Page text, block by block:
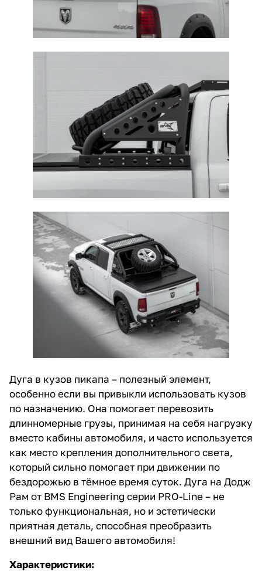
Дуга в кузов пикапа – полезный элемент,
особенно если вы привыкли использовать кузов
по назначению. Она помогает перевозить
длинномерные грузы, принимая на себя нагрузку
вместо кабины автомобиля, и часто используется
как место крепления дополнительного света,
который сильно помогает при движении по
бездорожью в тёмное время суток. Дуга на Додж
Рам от BMS Engineering серии PRO-Line – не
только функциональная, но и эстетически
приятная деталь, способная преобразить
внешний вид Вашего автомобиля!
Характеристики: